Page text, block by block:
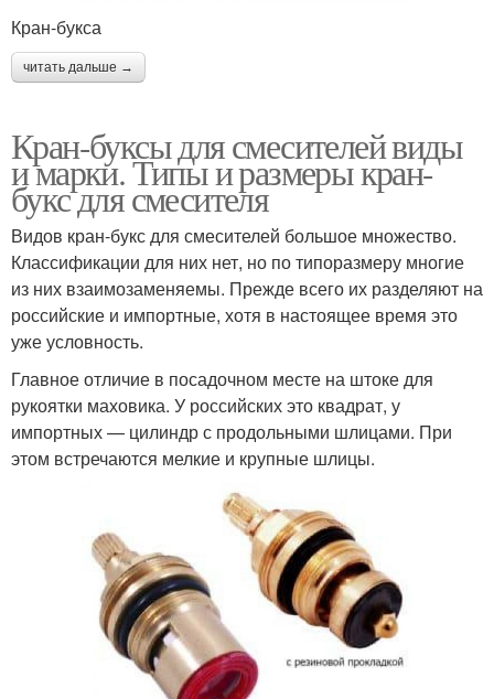
Кран-букса
читать дальше →
Кран-буксы для смесителей виды
и марки. Типы и размеры кран-
букс для смесителя
Видов кран-букс для смесителей большое множество.
Классификации для них нет, но по типоразмеру многие
из них взаимозаменяемы. Прежде всего их разделяют на
российские и импортные, хотя в настоящее время это
уже условность.
Главное отличие в посадочном месте на штоке для
рукоятки маховика. У российских это квадрат, у
импортных — цилиндр с продольными шлицами. При
этом встречаются мелкие и крупные шлицы.